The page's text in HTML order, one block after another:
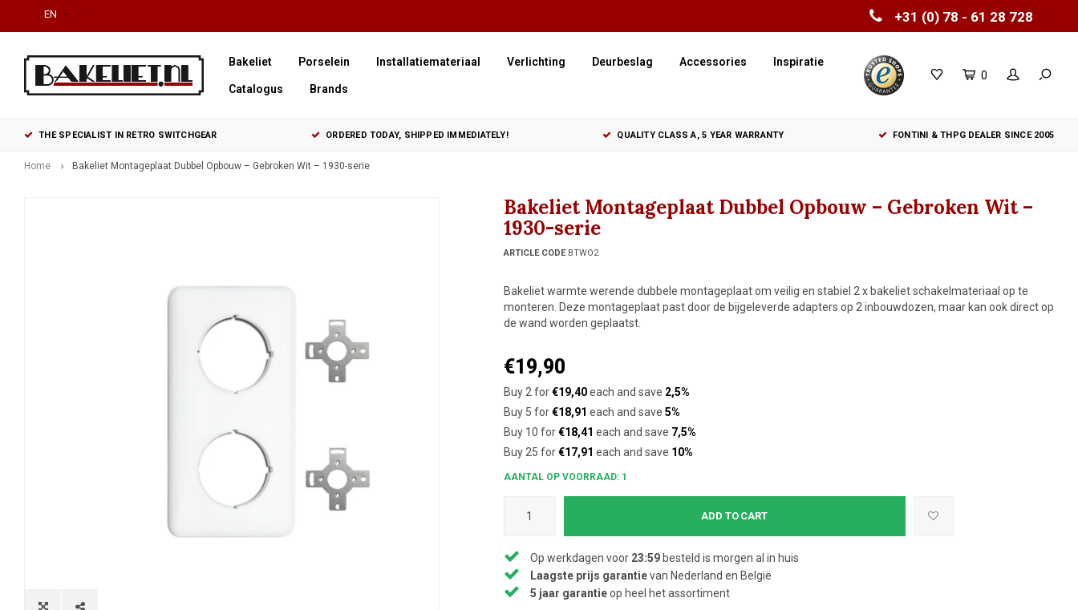
+31 (0) 78 - 61 28 728
EN
Bakeliet Porselein Installatiemateriaal Verlichting Deurbeslag Accessories Inspiratie
Catalogus Brands
0
THE SPECIALIST IN RETRO SWITCHGEAR ORDERED TODAY, SHIPPED IMMEDIATELY! QUALITY CLASS A, 5 YEAR WARRANTY FONTINI & THPG DEALER SINCE 2005
Home Bakeliet Montageplaat Dubbel Opbouw – Gebroken Wit – 1930-serie
Bakeliet Montageplaat Dubbel Opbouw – Gebroken Wit –
1930-serie
ARTICLE CODEBTWO2
Bakeliet warmte werende dubbele montageplaat om veilig en stabiel 2 x bakeliet schakelmateriaal op te
monteren. Deze montageplaat past door de bijgeleverde adapters op 2 inbouwdozen, maar kan ook direct op
de wand worden geplaatst.
€19,90
Buy 2 for€19,40each and save 2,5%
Buy 5 for€18,91 each and save 5%
Buy 10 for€18,41 each and save 7,5%
Buy 25 for€17,91 each and save 10%
AANTAL OP VOORRAAD: 1
ADD TO CART
Op werkdagen voor 23:59besteld is morgen al in huis
Laagste prijs garantievan Nederland en België
5 jaar garantieop heel het assortiment